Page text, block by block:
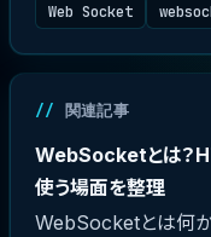
Web Socket
関連記事
WebSocketとは？
使う場面を整理
WebSocketとは何か